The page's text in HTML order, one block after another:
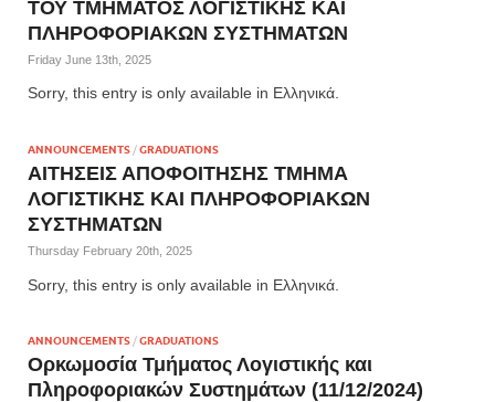
ΤΟΥ ΤΜΗΜΑΤΟΣ ΛΟΓΙΣΤΙΚΗΣ ΚΑΙ
ΠΛΗΡΟΦΟΡΙΑΚΩΝ ΣΥΣΤΗΜΑΤΩΝ
Friday June 13th, 2025
Sorry, this entry is only available in Ελληνικά.
ANNOUNCEMENTS /GRADUATIONS
ΑΙΤΗΣΕΙΣ ΑΠΟΦΟΙΤΗΣΗΣ ΤΜΗΜΑ
ΛΟΓΙΣΤΙΚΗΣ ΚΑΙ ΠΛΗΡΟΦΟΡΙΑΚΩΝ
ΣΥΣΤΗΜΑΤΩΝ
Thursday February 20th, 2025
Sorry, this entry is only available in Ελληνικά.
ANNOUNCEMENTS /GRADUATIONS
Ορκωμοσία Τμήματος Λογιστικής και
Πληροφοριακών Συστημάτων (11/12/2024)